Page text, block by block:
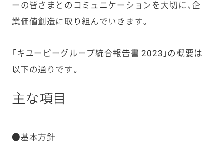
ーの皆さまとのコミュニケーションを大切に、企
業価値創造に取り組んでいきます。
「キユーピーグループ統合報告書 2023」の概要は
以下の通りです。
主な項目
●基本方針